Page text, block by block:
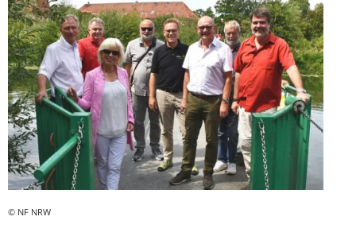
© NF NRW